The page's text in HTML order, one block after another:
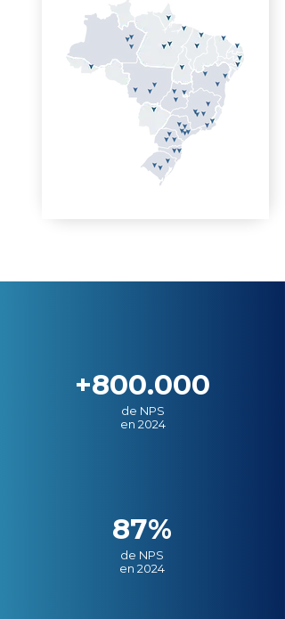
+800.000
de NPS
en 2024
87%
de NPS
en 2024